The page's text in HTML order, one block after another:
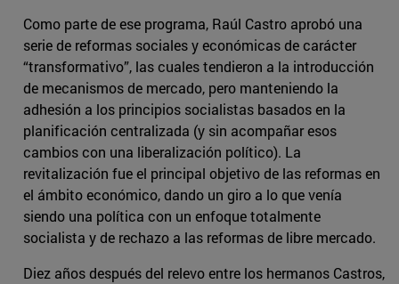
Como parte de ese programa, Raúl Castro aprobó una
serie de reformas sociales y económicas de carácter
“transformativo”, las cuales tendieron a la introducción
de mecanismos de mercado, pero manteniendo la
adhesión a los principios socialistas basados en la
planificación centralizada (y sin acompañar esos
cambios con una liberalización político). La
revitalización fue el principal objetivo de las reformas en
el ámbito económico, dando un giro a lo que venía
siendo una política con un enfoque totalmente
socialista y de rechazo a las reformas de libre mercado.
Diez años después del relevo entre los hermanos Castros,